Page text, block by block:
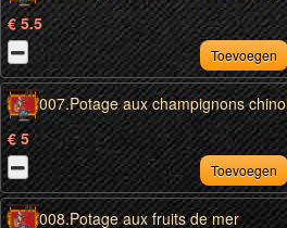
€ 5.5
Toevoegen
007.Potage aux champignons
€ 5
Toevoegen
008.Potage aux fruits de mer